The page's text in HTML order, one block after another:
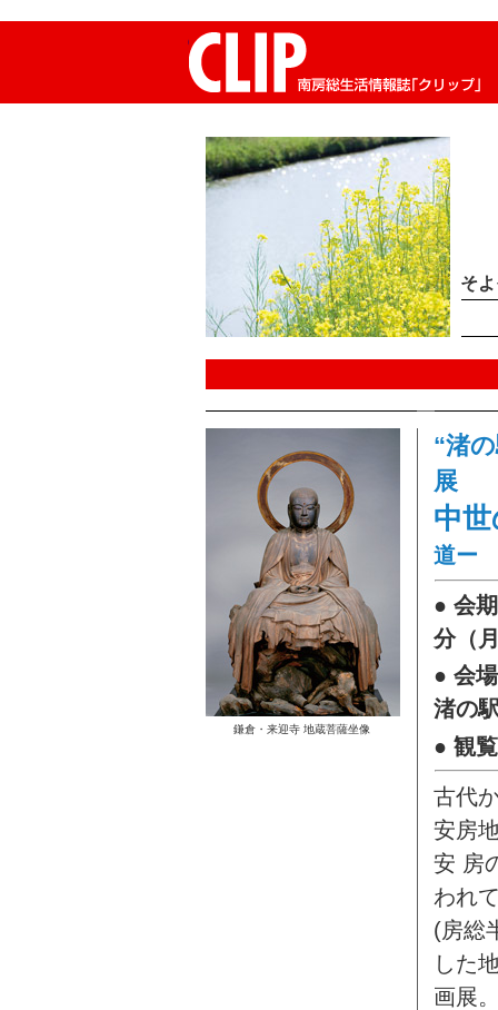
CLIP南房総生活情報誌「クリップ」
そ
鎌倉・来迎寺 地蔵菩薩坐像
“渚
展
中
道ー
● 会
分（
● 会
渚の
● 観
古代
安房
安 房
われ
(房総
した
画展